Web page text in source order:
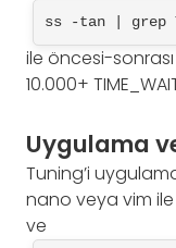
ss -tan | grep
ile öncesi-sonrası
10.000+
Uygulama
Tuning’i
nano veya vim
ve